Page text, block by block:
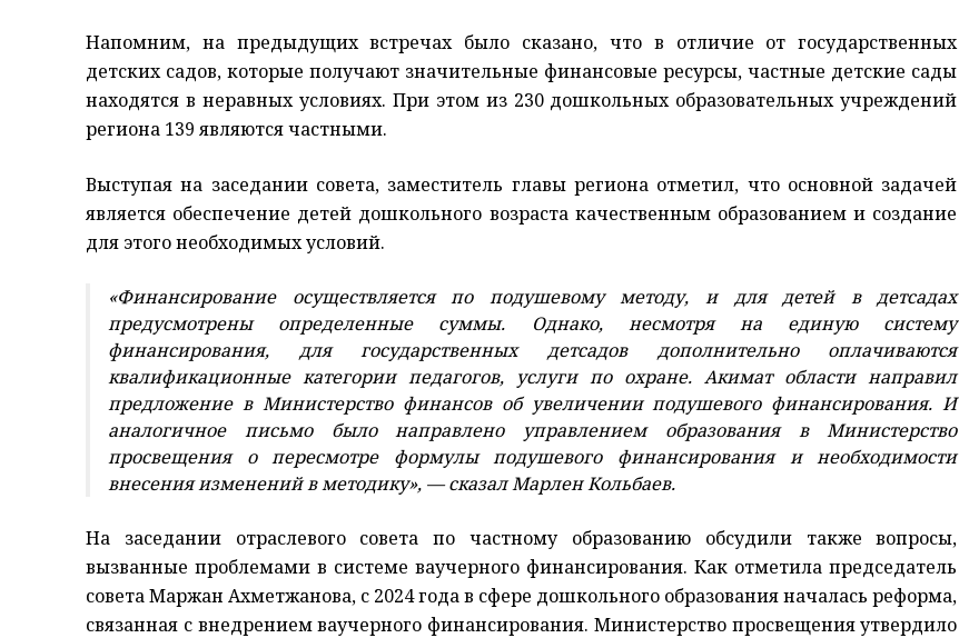
Напомним, на предыдущих встречах было сказано, что в отличие от государственных
детских садов, которые получают значительные финансовые ресурсы, частные детские сады
находятся в неравных условиях. При этом из 230 дошкольных образовательных учреждений
региона 139 являются частными.
Выступая на заседании совета, заместитель главы региона отметил, что основной задачей
является обеспечение детей дошкольного возраста качественным образованием и создание
для этого необходимых условий.
«Финансирование осуществляется по подушевому методу, и для детей в детсадах
предусмотрены определенные суммы. Однако, несмотря на единую систему
финансирования, для государственных детсадов дополнительно оплачиваются
квалификационные категории педагогов, услуги по охране. Акимат области направил
предложение в Министерство финансов об увеличении подушевого финансирования. И
аналогичное письмо было направлено управлением образования в Министерство
просвещения о пересмотре формулы подушевого финансирования и необходимости
внесения изменений в методику», — сказал Марлен Кольбаев.
На заседании отраслевого совета по частному образованию обсудили также вопросы,
вызванные проблемами в системе ваучерного финансирования. Как отметила председатель
совета Маржан Ахметжанова, с 2024 года в сфере дошкольного образования началась реформа,
связанная с внедрением ваучерного финансирования. Министерство просвещения утвердило